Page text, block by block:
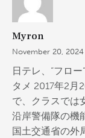
Myron
November 20, 2024
日テレ、”フロ
タメ 2017年2月
で、クラスでは
沿岸警備隊の機
国土交通省の外